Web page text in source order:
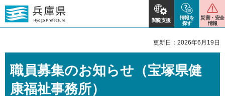
閲覧支援
情報を
探す
災害・安全
情報
更新日：2026年6月19日
職員募集のお知らせ（宝塚県健
康福祉事務所）